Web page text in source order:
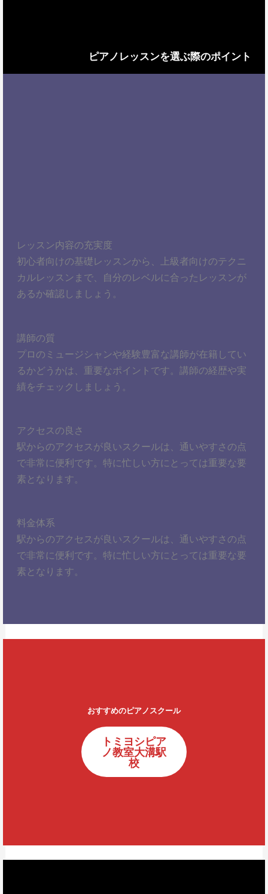
ピアノレッスンを選ぶ際のポイント
レッスン内容の充実度
初心者向けの基礎レッスンから、上級者向けのテクニ
カルレッスンまで、自分のレベルに合ったレッスンが
あるか確認しましょう。
講師の質
プロのミュージシャンや経験豊富な講師が在籍してい
るかどうかは、重要なポイントです。講師の経歴や実
績をチェックしましょう。
アクセスの良さ
駅からのアクセスが良いスクールは、通いやすさの点
で非常に便利です。特に忙しい方にとっては重要な要
素となります。
料金体系
駅からのアクセスが良いスクールは、通いやすさの点
で非常に便利です。特に忙しい方にとっては重要な要
素となります。
おすすめのピアノスクール
トミヨシピア
ノ教室大溝駅
校